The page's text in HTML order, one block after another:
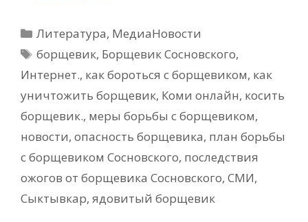
Рубрики
Литература, МедиаНовости
Метки
борщевик, Борщевик Сосновского,
Интернет., как бороться с борщевиком, как
уничтожить борщевик, Коми онлайн, косить
борщевик., меры борьбы с борщевиком,
новости, опасность борщевика, план борьбы
с борщевиком Сосновского, последствия
ожогов от борщевика Сосновского, СМИ,
Сыктывкар, ядовитый борщевик